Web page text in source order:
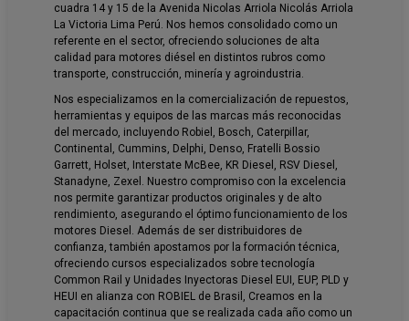
cuadra 14 y 15 de la Avenida Nicolas Arriola Nicolás Arriola
La Victoria Lima Perú. Nos hemos consolidado como un
referente en el sector, ofreciendo soluciones de alta
calidad para motores diésel en distintos rubros como
transporte, construcción, minería y agroindustria.
Nos especializamos en la comercialización de repuestos,
herramientas y equipos de las marcas más reconocidas
del mercado, incluyendo Robiel, Bosch, Caterpillar,
Continental, Cummins, Delphi, Denso, Fratelli Bossio
Garrett, Holset, Interstate McBee, KR Diesel, RSV Diesel,
Stanadyne, Zexel. Nuestro compromiso con la excelencia
nos permite garantizar productos originales y de alto
rendimiento, asegurando el óptimo funcionamiento de los
motores Diesel. Además de ser distribuidores de
confianza, también apostamos por la formación técnica,
ofreciendo cursos especializados sobre tecnología
Common Rail y Unidades Inyectoras Diesel EUI, EUP, PLD y
HEUI en alianza con ROBIEL de Brasil, Creamos en la
capacitación continua que se realizada cada año como un